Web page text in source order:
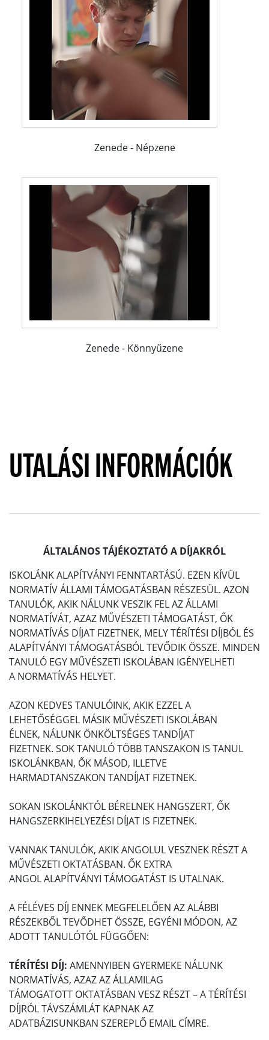
Zenede - Népzene
Zenede - Könnyűzene
UTALÁSI INFORMÁCIÓK
ÁLTALÁNOS TÁJÉKOZTATÓ A DÍJAKRÓL
ISKOLÁNK ALAPÍTVÁNYI FENNTARTÁSÚ. EZEN KÍVÜL
NORMATÍV ÁLLAMI TÁMOGATÁSBAN RÉSZESÜL. AZON
TANULÓK, AKIK NÁLUNK VESZIK FEL AZ ÁLLAMI
NORMATÍVÁT, AZAZ MŰVÉSZETI TÁMOGATÁST, ŐK
NORMATÍVÁS DÍJAT FIZETNEK, MELY TÉRÍTÉSI DÍJBÓL ÉS
ALAPÍTVÁNYI TÁMOGATÁSBÓL TEVŐDIK ÖSSZE. MINDEN
TANULÓ EGY MŰVÉSZETI ISKOLÁBAN IGÉNYELHETI
A NORMATÍVÁS HELYET.
AZON KEDVES TANULÓINK, AKIK EZZEL A
LEHETŐSÉGGEL MÁSIK MŰVÉSZETI ISKOLÁBAN
ÉLNEK, NÁLUNK ÖNKÖLTSÉGES TANDÍJAT
FIZETNEK. SOK TANULÓ TÖBB TANSZAKON IS TANUL
ISKOLÁNKBAN, ŐK MÁSOD, ILLETVE
HARMADTANSZAKON TANDÍJAT FIZETNEK.
SOKAN ISKOLÁNKTÓL BÉRELNEK HANGSZERT, ŐK
HANGSZERKIHELYEZÉSI DÍJAT IS FIZETNEK.
VANNAK TANULÓK, AKIK ANGOLUL VESZNEK RÉSZT A
MŰVÉSZETI OKTATÁSBAN. ŐK EXTRA
ANGOL ALAPÍTVÁNYI TÁMOGATÁST IS UTALNAK.
A FÉLÉVES DÍJ ENNEK MEGFELELŐEN AZ ALÁBBI
RÉSZEKBŐL TEVŐDHET ÖSSZE, EGYÉNI MÓDON, AZ
ADOTT TANULÓTÓL FÜGGŐEN:
TÉRÍTÉSI DÍJ: AMENNYIBEN GYERMEKE NÁLUNK
NORMATÍVÁS, AZAZ AZ ÁLLAMILAG
TÁMOGATOTT OKTATÁSBAN VESZ RÉSZT – A TÉRÍTÉSI
DÍJRÓL TÁVSZÁMLÁT KAPNAK AZ
ADATBÁZISUNKBAN SZEREPLŐ EMAIL CÍMRE.